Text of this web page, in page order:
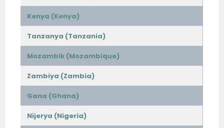
Kenya (Kenya)
Tanzanya (Tanzania)
Mozambik (Mozambique)
Zambiya (Zambia)
Gana (Ghana)
Nijerya (Nigeria)